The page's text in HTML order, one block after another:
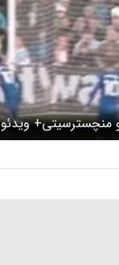
ویدئو